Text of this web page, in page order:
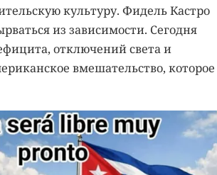
культуру. Фидель Кастро
из зависимости. Сегодня
отключений света и
вмешательство, которое